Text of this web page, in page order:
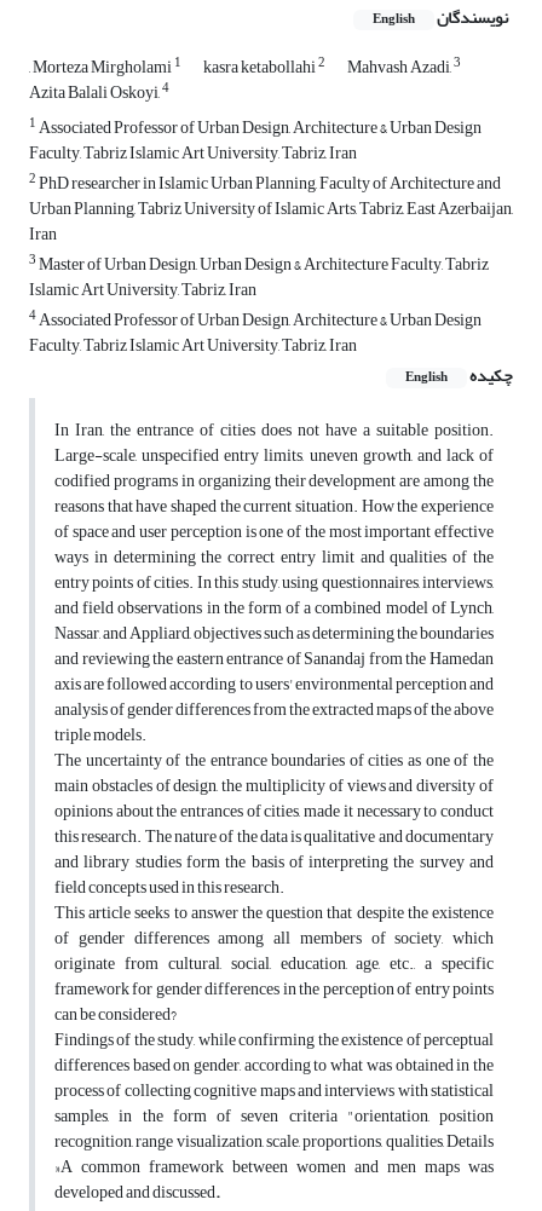
نویسندگان English
, Morteza Mirgholami1 kasra ketabollahi2 Mahvash Azadi,3
Azita Balali Oskoyi,4
1Associated Professor of Urban Design, Architecture & Urban Design
Faculty, Tabriz Islamic Art University, Tabriz, Iran
2PhD researcher in Islamic Urban Planning, Faculty of Architecture and
Urban Planning, Tabriz University of Islamic Arts, Tabriz, East Azerbaijan,
Iran
3Master of Urban Design, Urban Design & Architecture Faculty, Tabriz
Islamic Art University, Tabriz, Iran
4Associated Professor of Urban Design, Architecture & Urban Design
Faculty, Tabriz Islamic Art University, Tabriz, Iran
چکیده
English
In Iran, the entrance of cities does not have a suitable position.
Large-scale, unspecified entry limits, uneven growth, and lack of
codified programs in organizing their development are among the
reasons that have shaped the current situation. How the experience
of space and user perception is one of the most important effective
ways in determining the correct entry limit and qualities of the
entry points of cities. In this study, using questionnaires, interviews,
and field observations in the form of a combined model of Lynch,
Nassar, and Appliard, objectives such as determining the boundaries
and reviewing the eastern entrance of Sanandaj from the Hamedan
axis are followed according to users' environmental perception and
analysis of gender differences from the extracted maps of the above
triple models.
The uncertainty of the entrance boundaries of cities as one of the
main obstacles of design, the multiplicity of views and diversity of
opinions about the entrances of cities, made it necessary to conduct
this research. The nature of the data is qualitative and documentary
and library studies form the basis of interpreting the survey and
field concepts used in this research.
This article seeks to answer the question that despite the existence
of gender differences among all members of society, which
originate from cultural, social, education, age, etc., a specific
framework for gender differences in the perception of entry points
can be considered?
Findings of the study, while confirming the existence of perceptual
differences based on gender, according to what was obtained in the
process of collecting cognitive maps and interviews with statistical
samples, in the form of seven criteria "orientation, position
recognition, range visualization, scale, proportions, qualities, Details
»A common framework between women and men maps was
developed and discussed.